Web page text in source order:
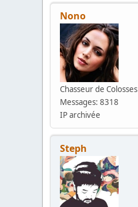
Nono
Chasseur de Colosses
Messages: 8318
IP archivée
Steph